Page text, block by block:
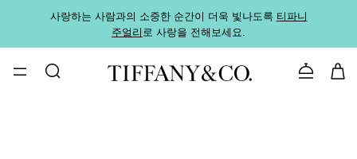
사랑하는 사람과의 소중한 순간이 더욱 빛나도록 티파니
주얼리로 사랑을 전해보세요.
문의하기